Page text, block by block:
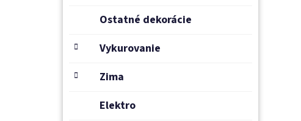
Ostatné dekorácie
Vykurovanie
Zima
Elektro